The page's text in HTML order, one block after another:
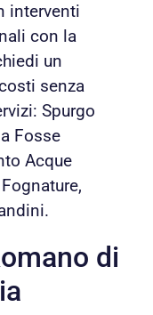
interventi
con la
un
senza
Spurgo
Fosse
Acque
di